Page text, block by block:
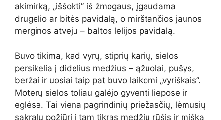
akimirką, „iššokti” iš žmogaus, įgaudama
drugelio ar bitės pavidalą, o mirštančios jaunos
merginos atveju – baltos lelijos pavidalą.
Buvo tikima, kad vyrų, stiprių karių, sielos
persikelia į didelius medžius – ąžuolai, pušys,
beržai ir uosiai taip pat buvo laikomi „vyriškais”.
Moterų sielos toliau galėjo gyventi liepose ir
eglėse. Tai viena pagrindinių priežasčių, lėmusių
sakralų požiūrį į tam tikras medžių rūšis ir mišką